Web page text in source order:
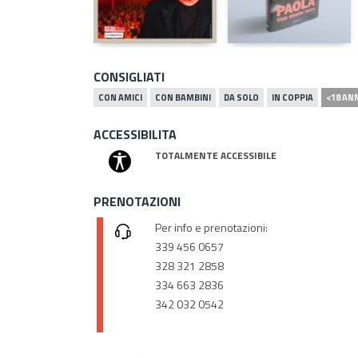
CONSIGLIATI
CON AMICI CON BAMBINI DA SOLO IN COPPIA <18
ACCESSIBILITA
TOTALMENTE ACCESSIBILE
PRENOTAZIONI
Per info e prenotazioni:
339 456 0657
328 321 2858
334 663 2836
342 032 0542